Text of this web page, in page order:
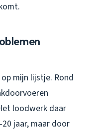
mijn lijstje. Rond
loodwerk daar
20 jaar, maar door